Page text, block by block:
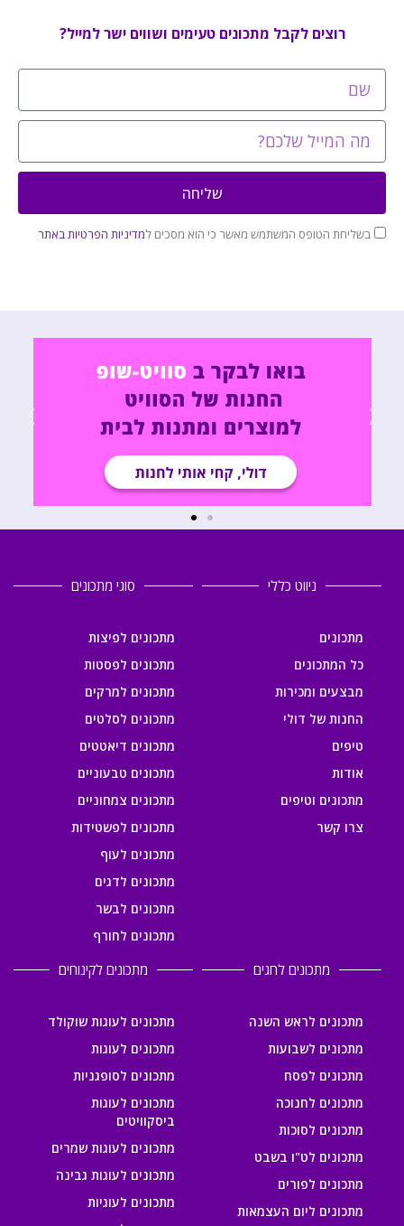
רוצים לקבל מתכונים טעימים ושווים ישר למייל?
בשליחת הטופס המשתמש מאשר כי הוא מסכים למדיניות הפרטיות באתר
שליחה
ניווט כללי
מתכונים
כל המתכונים
מבצעים ומכירות
החנות של דולי
טיפים
אודות
מתכונים וטיפים
צרו קשר
סוגי מתכונים
מתכונים לפיצות
מתכונים לפסטות
מתכונים למרקים
מתכונים לסלטים
מתכונים דיאטטים
מתכונים טבעוניים
מתכונים צמחוניים
מתכונים לפשטידות
מתכונים לעוף
מתכונים לדגים
מתכונים לבשר
מתכונים לחורף
מתכונים לחגים
מתכונים לראש השנה
מתכונים לשבועות
מתכונים לפסח
מתכונים לחנוכה
מתכונים לסוכות
מתכונים לט"ו בשבט
מתכונים לפורים
מתכונים ליום העצמאות
מתכונים לקינוחים
מתכונים לעוגות שוקולד
מתכונים לעוגות
מתכונים לסופגניות
מתכונים לעוגות
ביסקוויטים
מתכונים לעוגות שמרים
מתכונים לעוגות גבינה
מתכונים לעוגיות